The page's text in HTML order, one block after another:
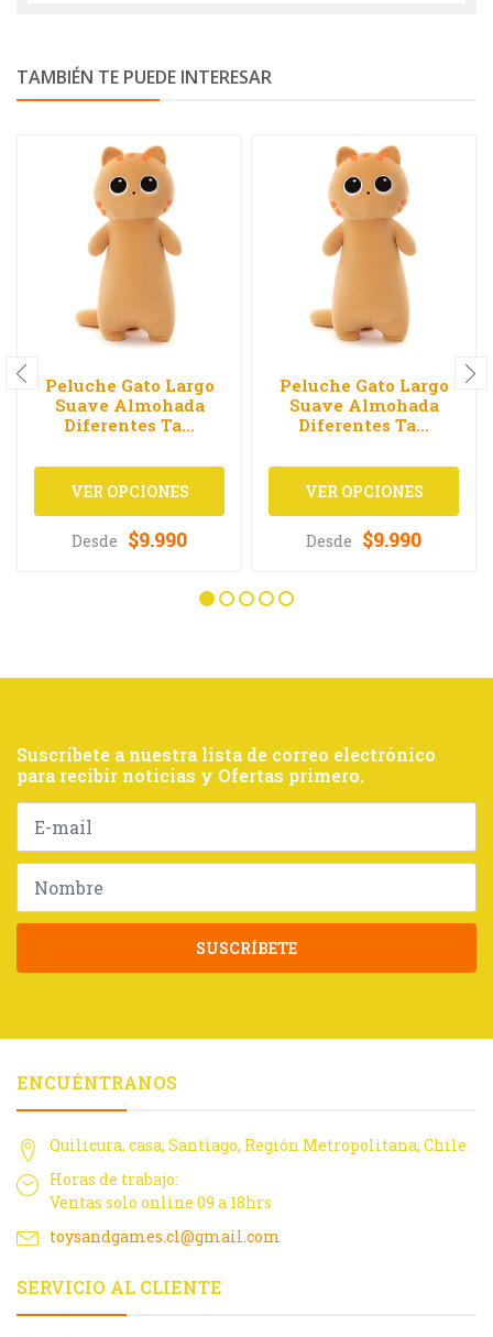
TAMBIÉN TE PUEDE INTERESAR
Peluche Gato Largo
Suave Almohada
Diferentes Ta...
VER OPCIONES
Desde $9.990
Peluche Gato Largo
Suave Almohada
Diferentes Ta...
VER OPCIONES
Desde $9.990
Suscríbete a nuestra lista de correo electrónico
para recibir noticias y Ofertas primero.
SUSCRÍBETE
ENCUÉNTRANOS
Quilicura, casa, Santiago, Región Metropolitana, Chile
Horas de trabajo:
Ventas solo online 09 a 18hrs
toysandgames.cl@gmail.com
SERVICIO AL CLIENTE